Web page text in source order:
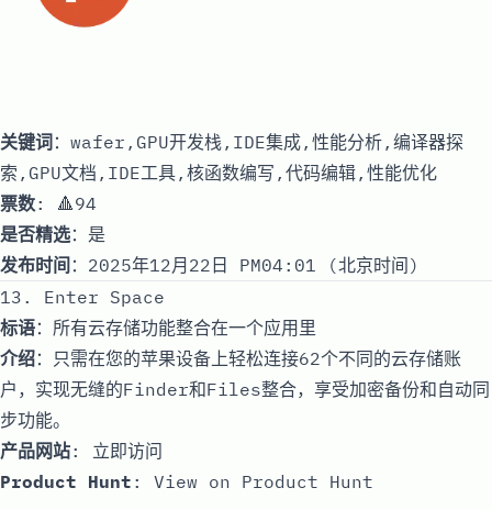
关键词 ：wafer,GPU开发栈,IDE集成,性能分析,编译器探
索,GPU文档,IDE工具,核函数编写,代码编辑,性能优化
票数: 🔺94
是否精选：是
发布时间 ：2025年12月22日 PM04:01 (北京时间)
13. Enter Space
标语：所有云存储功能整合在一个应用里
介绍：只需在您的苹果设备上轻松连接62个不同的云存储账
户，实现无缝的Finder和Files整合，享受加密备份和自动同
步功能。
产品网站: 立即访问
Product Hunt : View on Product Hunt